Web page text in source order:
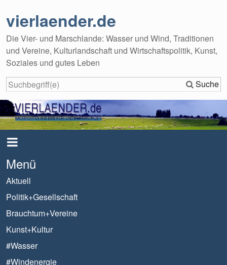
vierlaender.de
Die Vier- und Marschlande: Wasser und Wind, Traditionen
und Vereine, Kulturlandschaft und Wirtschaftspolitik, Kunst,
Soziales und gutes Leben
Suche
Menü
Aktuell
Politik+Gesellschaft
Brauchtum+Vereine
Kunst+Kultur
#Wasser
#Windenergie